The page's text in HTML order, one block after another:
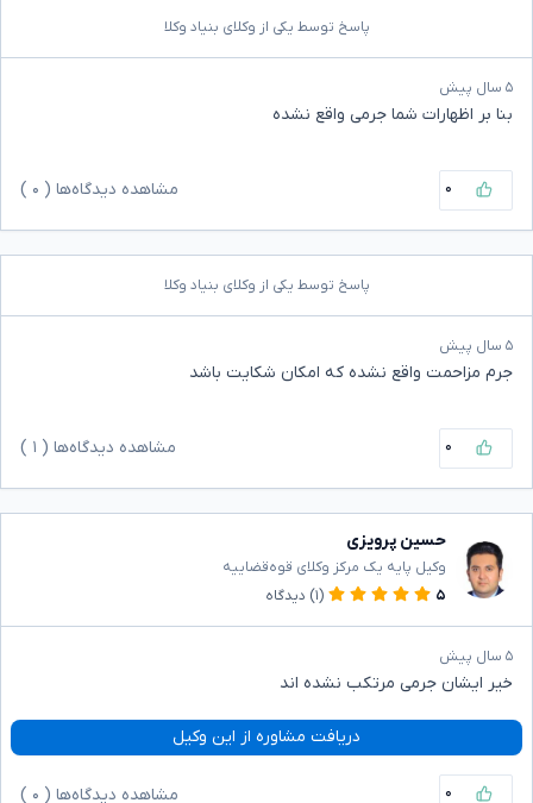
پاسخ توسط یکی از وکلای بنیاد وکلا
۵ سال پیش
بنا بر اظهارات شما جرمی واقع نشده
۰ مشاهده دیدگاه‌ها ( ۰
پاسخ توسط یکی از وکلای بنیاد وکلا
۵ سال پیش
جرم مزاحمت واقع نشده که امکان شکایت باشد
۰ مشاهده دیدگاه‌ها ( ۱
حسین پرویزی
وکیل پایه یک مرکز وکلای قوه‌قضاییه
۵
(۱) دیدگاه
۵ سال پیش
خیر ایشان جرمی مرتکب نشده اند
دریافت مشاوره از این وکیل
۰ مشاهده دیدگاه‌ها ( ۰